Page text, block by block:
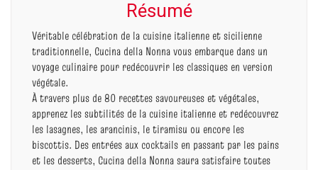
Résumé
Véritable célébration de la cuisine italienne et sicilienne
traditionnelle, Cucina della Nonna vous embarque dans un
voyage culinaire pour redécouvrir les classiques en version
végétale.
À travers plus de 80 recettes savoureuses et végétales,
apprenez les subtilités de la cuisine italienne et redécouvrez
les lasagnes, les arancinis, le tiramisu ou encore les
biscottis. Des entrées aux cocktails en passant par les pains
et les desserts, Cucina della Nonna saura satisfaire toutes